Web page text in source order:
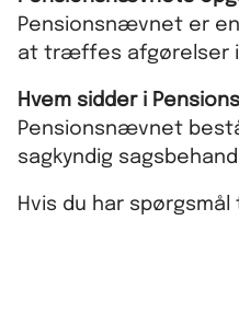
Pensionsnævnet er
at træffes afgørelser i
Hvem sidder i
Pensionsnævnet
sagkyndig
Hvis du har